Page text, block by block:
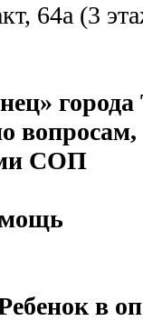
64а (3
города
СОП
в